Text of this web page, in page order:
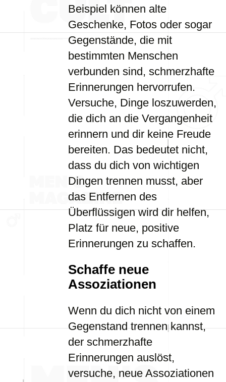
Beispiel können alte
Geschenke, Fotos oder sogar
Gegenstände, die mit
bestimmten Menschen
verbunden sind, schmerzhafte
Erinnerungen hervorrufen.
Versuche, Dinge loszuwerden,
die dich an die Vergangenheit
erinnern und dir keine Freude
bereiten. Das bedeutet nicht,
dass du dich von wichtigen
Dingen trennen musst, aber
das Entfernen des
Überflüssigen wird dir helfen,
Platz für neue, positive
Erinnerungen zu schaffen.
Schaffe neue
Assoziationen
Wenn du dich nicht von einem
Gegenstand trennen kannst,
der schmerzhafte
Erinnerungen auslöst,
versuche, neue Assoziationen